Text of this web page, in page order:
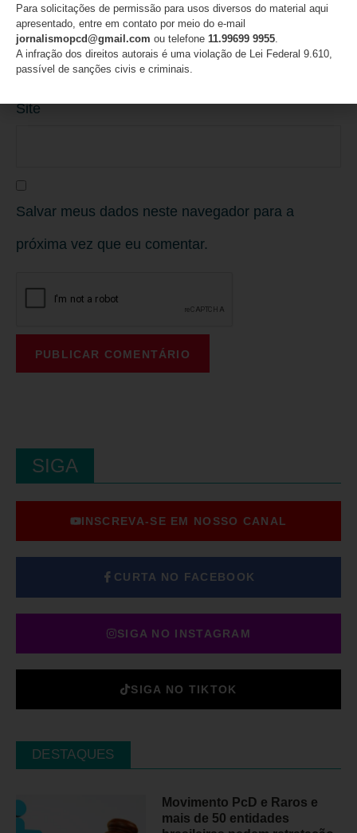
E-mail*
Site
Salvar meus dados neste navegador para a
próxima vez que eu comentar.
SIGA
INSCREVA-SE EM NOSSO CANAL
CURTA NO FACEBOOK
SIGA NO INSTAGRAM
SIGA NO TIKTOK
DESTAQUES
Movimento PcD e Raros e
mais de 50 entidades
Para solicitações de permissão para usos diversos do material aqui
apresentado, entre em contato por meio do e-mail
jornalismopcd@gmail.com ou telefone 11.99699 9955
A infração dos direitos autorais é uma violação de Lei Federal 9.610,
passível de sanções civis e criminais.